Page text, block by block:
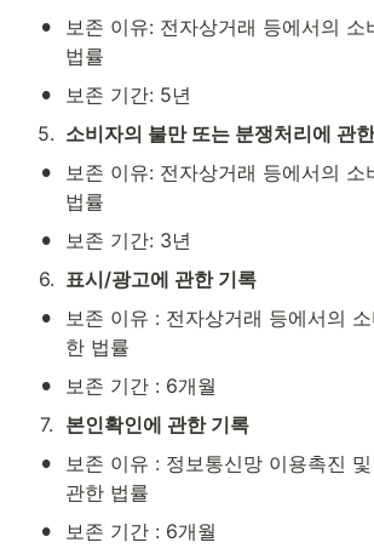
•
보존 이유: 전자상거래 등에서의 소
법률
•
보존 기간: 5년
5. 소비자의 불만 또는 분쟁처리에 관
•
보존 이유: 전자상거래 등에서의 소
법률
•
보존 기간: 3년
6. 표시/광고에 관한 기록
•
보존 이유 : 전자상거래 등에서의
한 법률
•
보존 기간 : 6개월
7. 본인확인에 관한 기록
•
보존 이유 : 정보통신망 이용촉진
관한 법률
•
보존 기간 : 6개월